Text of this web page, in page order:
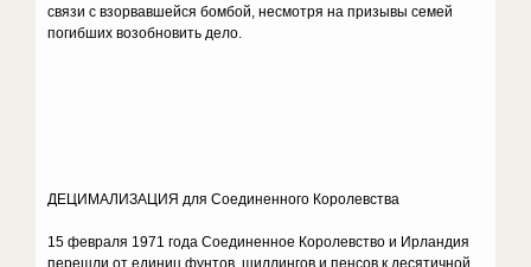
связи с взорвавшейся бомбой, несмотря на призывы семей
погибших возобновить дело.
ДЕЦИМАЛИЗАЦИЯ для Соединенного Королевства
15 февраля 1971 года Соединенное Королевство и Ирландия
перешли от единиц фунтов, шиллингов и пенсов к десятичной